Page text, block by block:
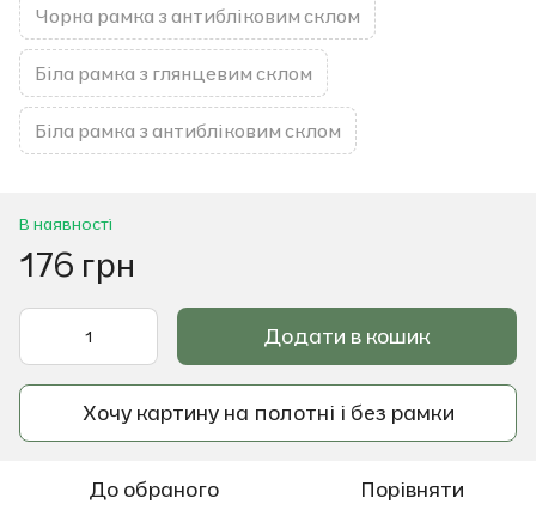
Чорна рамка з антибліковим склом
Біла рамка з глянцевим склом
Біла рамка з антибліковим склом
В наявності
176 грн
Додати в кошик
Хочу картину на полотні і без рамки
До обраного Порівняти